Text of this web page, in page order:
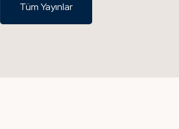
Tüm Yayınlar